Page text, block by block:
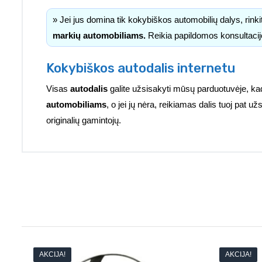
» Jei jus domina tik kokybiškos automobilių dalys,
markių automobiliams. Reikia papildomos
Kokybiškos autodalis internetu
Visas autodalis galite užsisakyti mūsų parduotuvėje,
automobiliams, o jei jų nėra, reikiamas dalis tuoj pat
originalių gamintojų.
AKCIJA! AKCIJA!